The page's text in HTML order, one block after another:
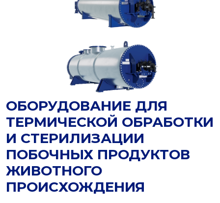
ОБОРУДОВАНИЕ ДЛЯ
ТЕРМИЧЕСКОЙ ОБРАБОТКИ
И СТЕРИЛИЗАЦИИ
ПОБОЧНЫХ ПРОДУКТОВ
ЖИВОТНОГО
ПРОИСХОЖДЕНИЯ